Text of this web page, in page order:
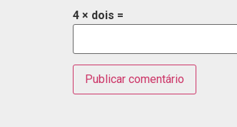
4 × dois =